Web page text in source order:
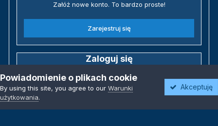
Załóż nowe konto. To bardzo proste!
Zarejestruj się
Zaloguj się
Zaloguj się
Powiadomienie o plikach cookie
By using this site, you agree to our Warunki
użytkowania.
Akceptuję